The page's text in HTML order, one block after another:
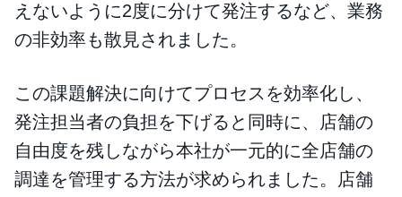
えないように2度に分けて発注するなど、業務
の非効率も散見されました。
この課題解決に向けてプロセスを効率化し、
発注担当者の負担を下げると同時に、店舗の
自由度を残しながら本社が一元的に全店舗の
調達を管理する方法が求められました。店舗